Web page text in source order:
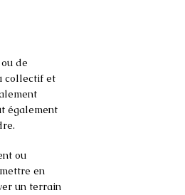
de
collectif et
également
ou
en
un terrain